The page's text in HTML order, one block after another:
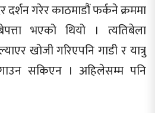
दर्शन गरेर काठमाडौं फर्कने क्रममा
भएको थियो । त्यतिबेला
खोजी गरिएपनि गाडी र यात्रु
सकिएन । अहिलेसम्म पनि